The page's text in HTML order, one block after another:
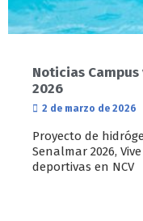
Noticias
2026
2 de marzo de 2026
Proyecto de
Senalmar 2026,
deportivas en NCV